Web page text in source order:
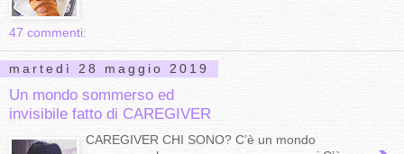
47 commenti:
martedì 28 maggio 2019
Un mondo sommerso ed
invisibile fatto di CAREGIVER
CAREGIVER CHI SONO? C’è un mondo